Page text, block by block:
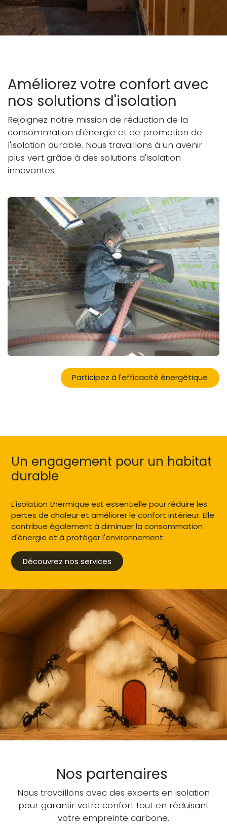
Améliorez votre confort avec
nos solutions d'isolation
Rejoignez notre mission de réduction de la
consommation d'énergie et de promotion de
l'isolation durable. Nous travaillons à un avenir
plus vert grâce à des solutions d'isolation
innovantes.
Participez à l'efficacité énergétique
Un engagement pour un habitat
durable
L'isolation thermique est essentielle pour réduire les
pertes de chaleur et améliorer le confort intérieur. Elle
contribue également à diminuer la consommation
d'énergie et à protéger l'environnement.
Découvrez nos services
Nos partenaires
Nous travaillons avec des experts en isolation
pour garantir votre confort tout en réduisant
votre empreinte carbone.